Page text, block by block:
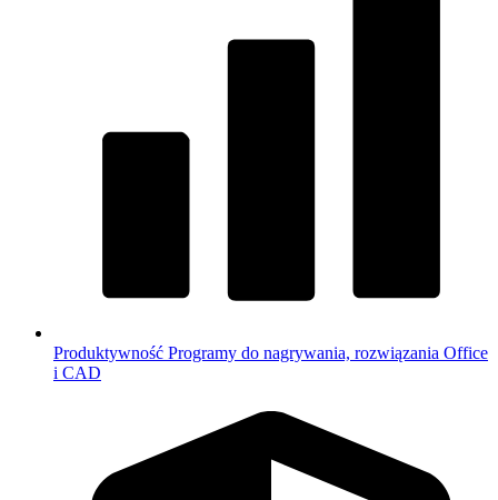
Produktywność Programy do nagrywania, rozwiązania Office
i CAD